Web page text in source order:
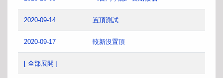
2020-09-14 置頂測試
2020-09-17 較新沒置頂
[ 全部展開 ]